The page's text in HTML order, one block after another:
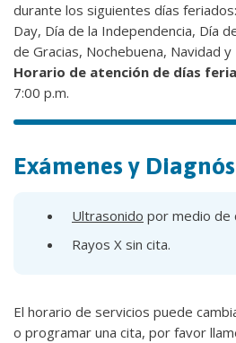
durante los siguientes días
Day, Día de la Independencia, Día
de Gracias, Nochebuena, Navidad y
Horario de atención de días
7:00 p.m.
Exámenes y
Ultrasonido por medio de
Rayos X sin cita.
El horario de servicios puede
o programar una cita, por favor